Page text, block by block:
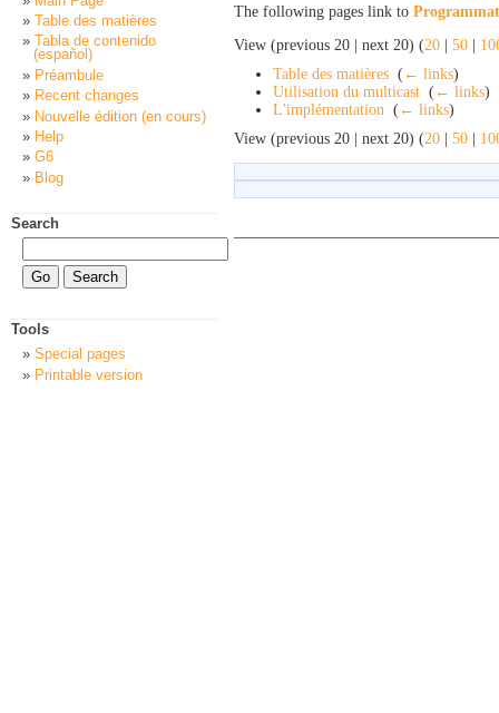
The following pages link to
View (previous 20 | next 20) (20 | 50 |
Table des matières ( ← links)
Utilisation du multicast ( ← links)
L'implémentation ( ← links)
View (previous 20 | next 20) (20 | 50 |
Table des matières
Tabla de contenido
(español)
Préambule
Recent changes
Nouvelle édition (en cours)
Help
G6
Blog
Search
Tools
Special pages
Printable version